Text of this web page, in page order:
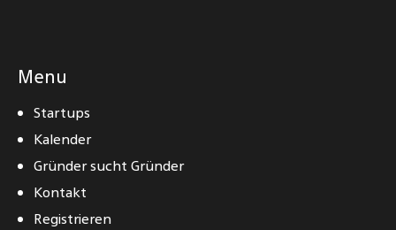
Menu
Startups
Kalender
Gründer sucht Gründer
Kontakt
Registrieren